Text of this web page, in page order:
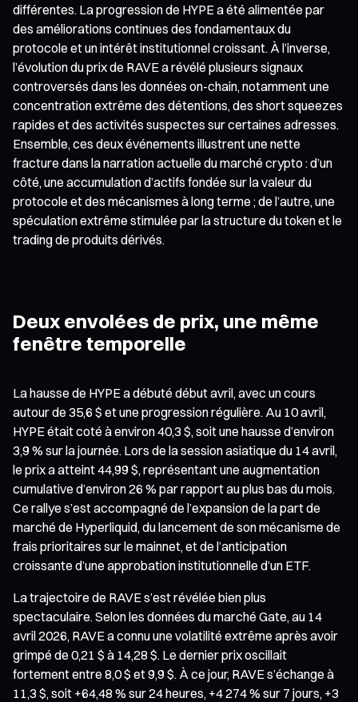
différentes. La progression de HYPE a été alimentée par
des améliorations continues des fondamentaux du
protocole et un intérêt institutionnel croissant. À l’inverse,
l’évolution du prix de RAVE a révélé plusieurs signaux
controversés dans les données on-chain, notamment une
concentration extrême des détentions, des short squeezes
rapides et des activités suspectes sur certaines adresses.
Ensemble, ces deux événements illustrent une nette
fracture dans la narration actuelle du marché crypto : d’un
côté, une accumulation d’actifs fondée sur la valeur du
protocole et des mécanismes à long terme ; de l’autre, une
spéculation extrême stimulée par la structure du token et le
trading de produits dérivés.
Deux envolées de prix, une même
fenêtre temporelle
La hausse de HYPE a débuté début avril, avec un cours
autour de 35,6 $ et une progression régulière. Au 10 avril,
HYPE était coté à environ 40,3 $, soit une hausse d’environ
3,9 % sur la journée. Lors de la session asiatique du 14 avril,
le prix a atteint 44,99 $, représentant une augmentation
cumulative d’environ 26 % par rapport au plus bas du mois.
Ce rallye s’est accompagné de l’expansion de la part de
marché de Hyperliquid, du lancement de son mécanisme de
frais prioritaires sur le mainnet, et de l’anticipation
croissante d’une approbation institutionnelle d’un ETF.
La trajectoire de RAVE s’est révélée bien plus
spectaculaire. Selon les données du marché Gate, au 14
avril 2026, RAVE a connu une volatilité extrême après avoir
grimpé de 0,21 $ à 14,28 $. Le dernier prix oscillait
fortement entre 8,0 $ et 9,9 $. À ce jour, RAVE s’échange à
11,3 $, soit +64,48 % sur 24 heures, +4 274 % sur 7 jours, +3